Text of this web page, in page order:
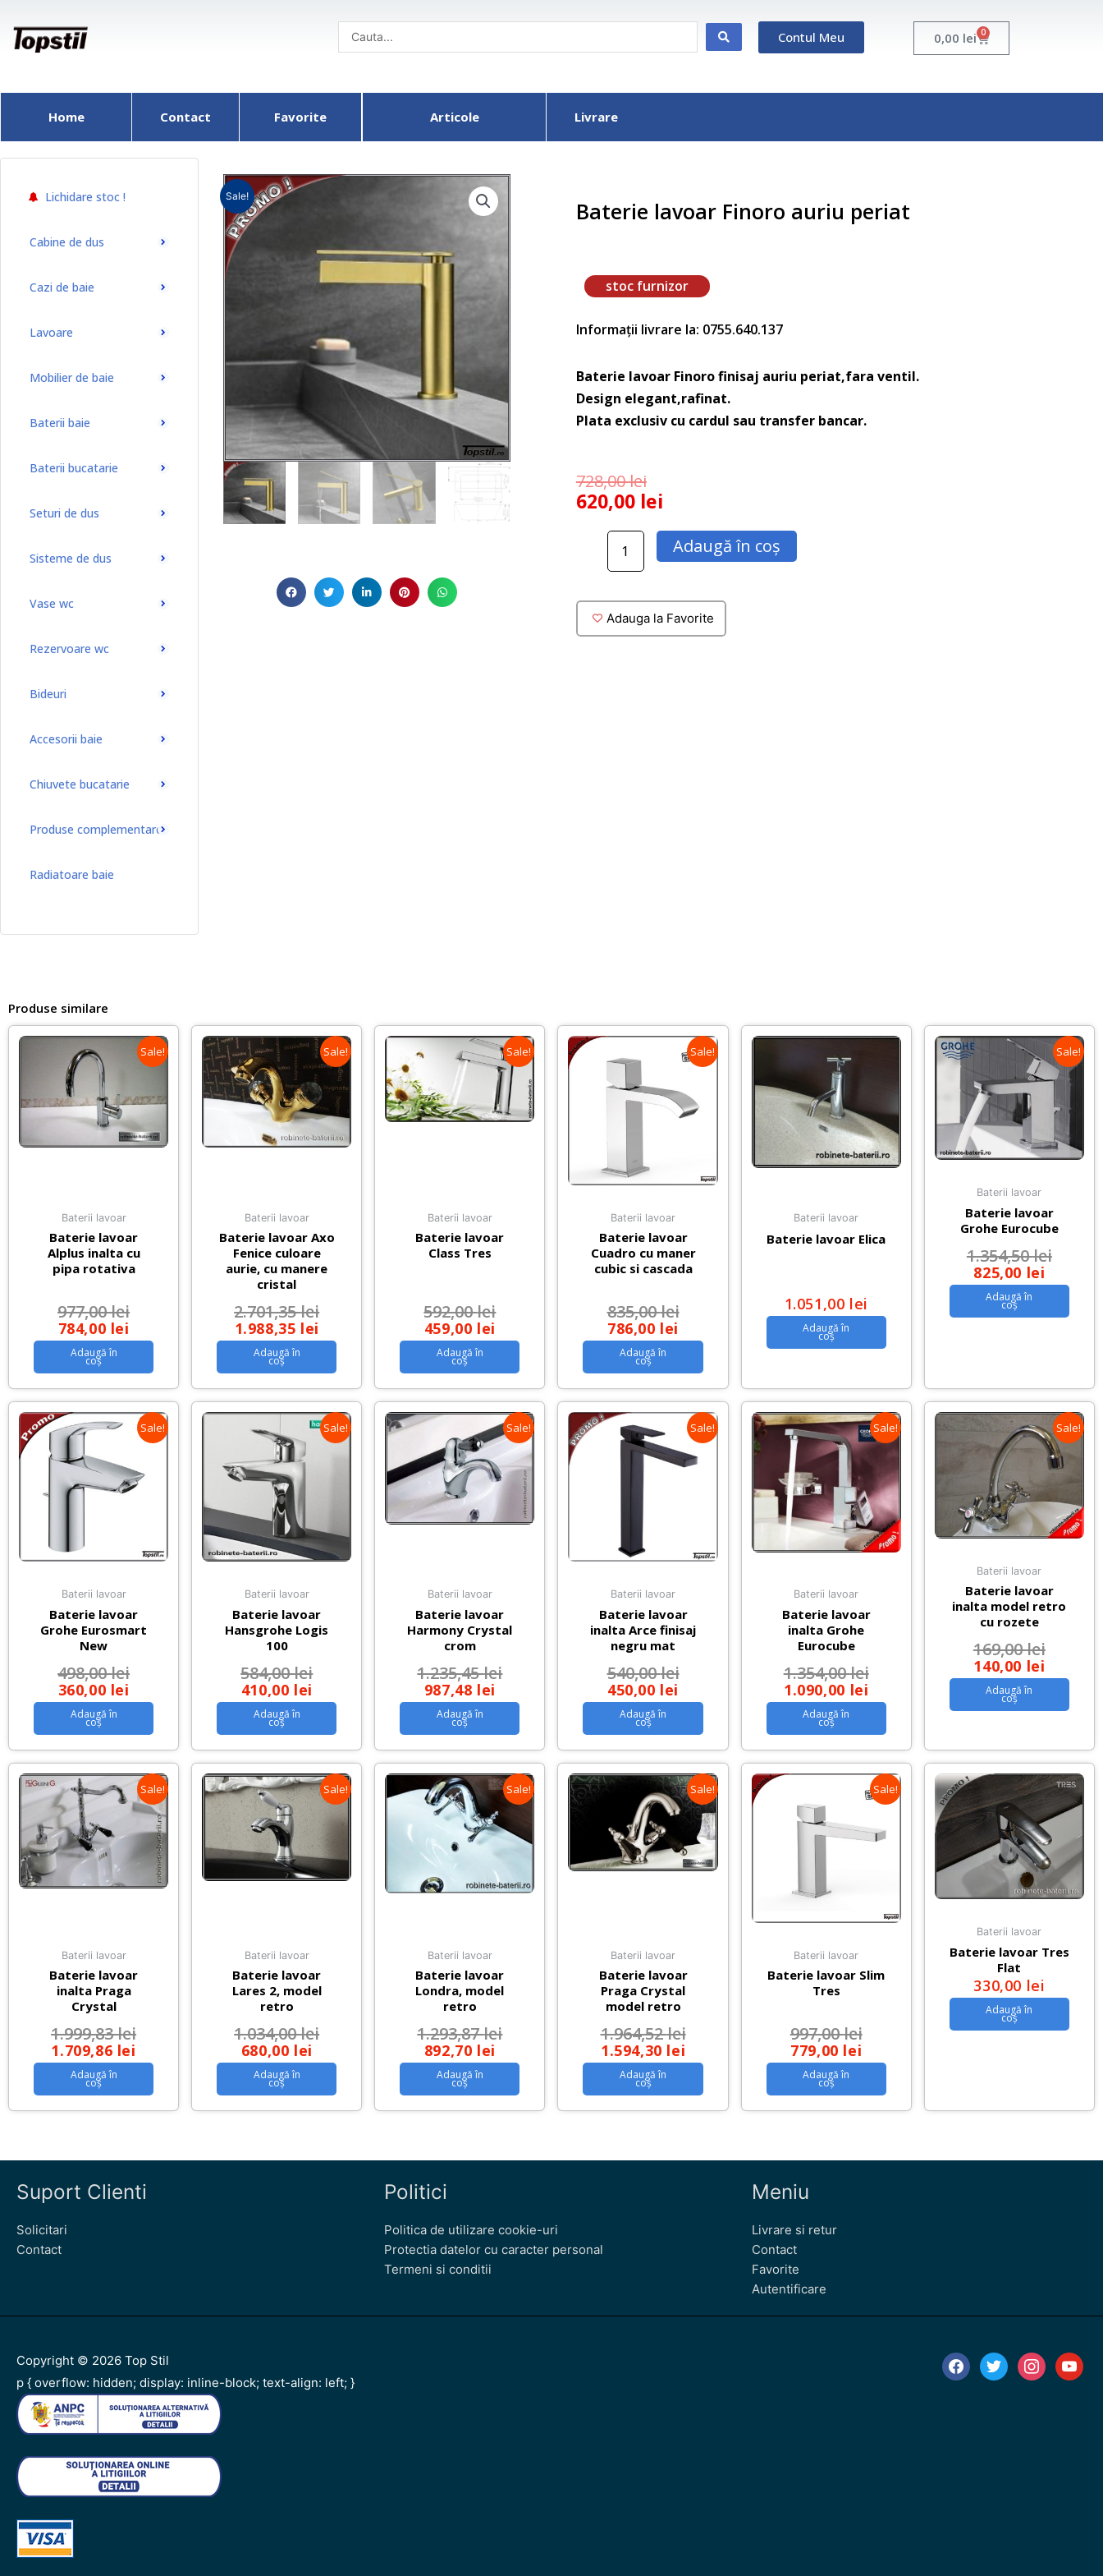
content
Contul Meu 0,00 lei 0 Cart
Home Contact Favorite Articole Livrare
Lichidare stoc !
Cabine de dus
Cazi de baie
Lavoare
Mobilier de baie
Baterii baie
Baterii bucatarie
Seturi de dus
Sisteme de dus
Vase wc
Rezervoare wc
Bideuri
Accesorii baie
Chiuvete bucatarie
Produse complementare
Radiatoare baie
Sale!
Baterie lavoar Finoro auriu periat
stoc furnizor
Informații livrare la: 0755.640.137
Baterie lavoar Finoro finisaj auriu periat,fara ventil.
Design elegant,rafinat.
Plata exclusiv cu cardul sau transfer bancar.
728,00lei
620,00 lei
Cantitate
Finoro
auriu
periat
Adaugă în coș
Adauga la Favorite
Produse similare
Sale!
Baterii lavoar
Baterie lavoar
Alplus inalta cu
pipa rotativa
977,00lei
784,00 lei
Adaugă în
coș
Sale!
Baterii lavoar
Baterie lavoar Axo
Fenice culoare
aurie, cu manere
cristal
2.701,35lei
1.988,35 lei
Adaugă în
coș
Sale!
Baterii lavoar
Baterie lavoar
Class Tres
592,00lei
459,00 lei
Adaugă în
coș
Sale!
Baterii lavoar
Baterie lavoar
Cuadro cu maner
cubic si cascada
835,00lei
786,00 lei
Adaugă în
coș
Baterii lavoar
Baterie lavoar Elica
1.051,00 lei
Adaugă în
coș
Sale!
Baterii lavoar
Baterie lavoar
Grohe Eurocube
1.354,50lei
825,00 lei
Adaugă în
coș
Sale!
Baterii lavoar
Baterie lavoar
Grohe Eurosmart
New
498,00lei
360,00 lei
Adaugă în
coș
Sale!
Baterii lavoar
Baterie lavoar
Hansgrohe Logis
100
584,00lei
410,00 lei
Adaugă în
coș
Sale!
Baterii lavoar
Baterie lavoar
Harmony Crystal
crom
1.235,45lei
987,48 lei
Adaugă în
coș
Sale!
Baterii lavoar
Baterie lavoar
inalta Arce finisaj
negru mat
540,00lei
450,00 lei
Adaugă în
coș
Sale!
Baterii lavoar
Baterie lavoar
inalta Grohe
Eurocube
1.354,00lei
1.090,00 lei
Adaugă în
coș
Sale!
Baterii lavoar
Baterie lavoar
inalta model retro
cu rozete
169,00lei
140,00 lei
Adaugă în
coș
Sale!
Baterii lavoar
Baterie lavoar
inalta Praga
Crystal
1.999,83lei
1.709,86 lei
Adaugă în
coș
Sale!
Baterii lavoar
Baterie lavoar
Lares 2, model
retro
1.034,00lei
680,00 lei
Adaugă în
coș
Sale!
Baterii lavoar
Baterie lavoar
Londra, model
retro
1.293,87lei
892,70 lei
Adaugă în
coș
Sale!
Baterii lavoar
Baterie lavoar
Praga Crystal
model retro
1.964,52lei
1.594,30 lei
Adaugă în
coș
Sale!
Baterii lavoar
Baterie lavoar Slim
Tres
997,00lei
779,00 lei
Adaugă în
coș
Baterii lavoar
Baterie lavoar Tres
Flat
330,00 lei
Adaugă în
coș
Suport Clienti
Solicitari
Contact
Politici
Politica de utilizare cookie-uri
Protectia datelor cu caracter personal
Termeni si conditii
Meniu
Livrare si retur
Contact
Favorite
Autentificare
Copyright © 2026 Top Stil
p { overflow: hidden; display: inline-block; text-align: left; }
facebooktwitter instagramyoutube